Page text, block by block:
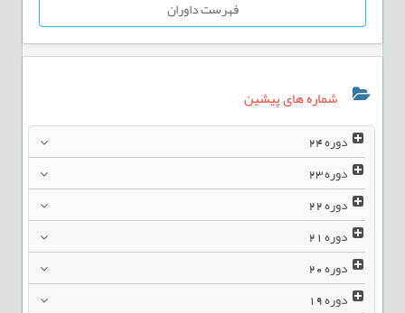
فهرست داوران
شماره های پیشین
دوره24
دوره23
دوره22
دوره21
دوره20
دوره19